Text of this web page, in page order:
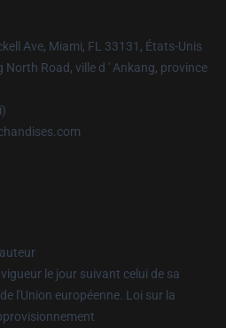
Ave, Miami, FL 33131, États-Unis
North Road, ville d ' Ankang, province
le jour suivant celui de sa
l'Union européenne. Loi sur la